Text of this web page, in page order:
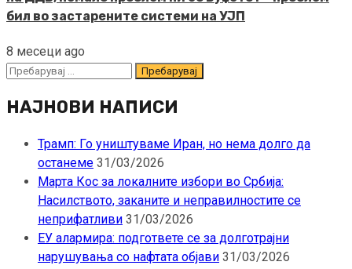
бил во застарените системи на УЈП
8 месеци ago
Пребарувај
НАЈНОВИ НАПИСИ
Трамп: Го уништуваме Иран, но нема долго да
останеме 31/03/2026
Марта Кос за локалните избори во Србија:
Насилството, заканите и неправилностите се
неприфатливи 31/03/2026
ЕУ алармира: подгответе се за долготрајни
нарушувања со нафтата објави 31/03/2026